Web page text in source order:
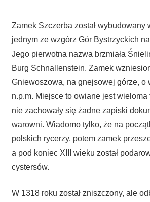
Zamek Szczerba został wybudowany
jednym ze wzgórz Gór Bystrzyckich
Jego pierwotna nazwa brzmiała
Burg Schnallenstein. Zamek
Gniewoszowa, na gnejsowej górze, o
n.p.m. Miejsce to owiane jest
nie zachowały się żadne zapiski
warowni. Wiadomo tylko, że na
polskich rycerzy, potem zamek
a pod koniec XIII wieku został
cystersów.
W 1318 roku został zniszczony, ale